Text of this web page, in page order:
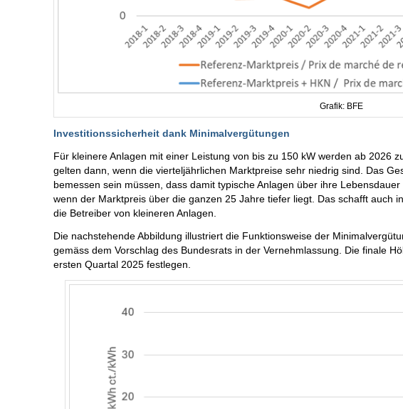
Grafik: BFE
Investitionssicherheit dank Minimalvergütungen
Für kleinere Anlagen mit einer Leistung von bis zu 150 kW werden ab 2026
gelten dann, wenn die vierteljährlichen Marktpreise sehr niedrig sind. Das
bemessen sein müssen, dass damit typische Anlagen über ihre
wenn der Marktpreis über die ganzen 25 Jahre tiefer liegt. Das schafft auch
die Betreiber von kleineren Anlagen.
Die nachstehende Abbildung illustriert die Funktionsweise der
gemäss dem Vorschlag des Bundesrats in der Vernehmlassung. Die finale
ersten Quartal 2025 festlegen.